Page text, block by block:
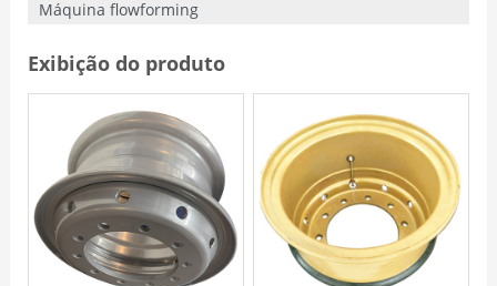
Máquina flowforming
Exibição do produto